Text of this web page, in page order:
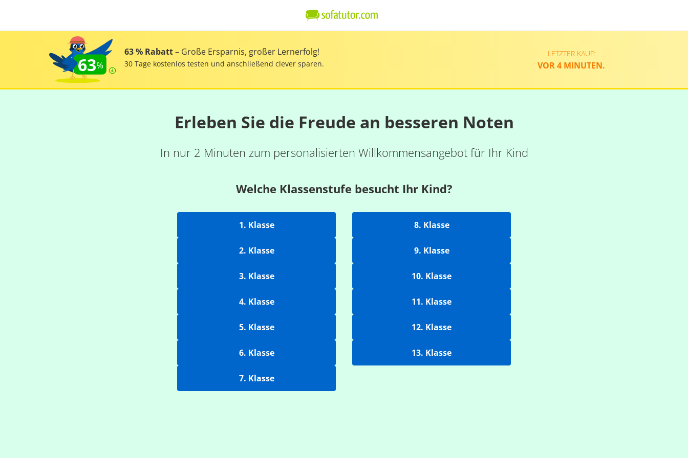
63
63 % Rabatt– Große Ersparnis, großer Lernerfolg!
30 Tage kostenlos testen und anschließend clever sparen.
LETZTER KAUF:
VOR 4 MINUTEN.
Erleben Sie die Freude an besseren Noten
In nur 2 Minuten zum personalisierten Willkommensangebot für Ihr Kind
Welche Klassenstufe besucht Ihr Kind?
1. Klasse
2. Klasse
3. Klasse
4. Klasse
5. Klasse
6. Klasse
7. Klasse
8. Klasse
9. Klasse
10. Klasse
11. Klasse
12. Klasse
13. Klasse